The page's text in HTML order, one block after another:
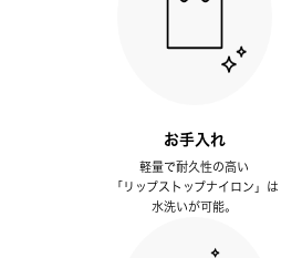
お手入れ
軽量で耐久性の高い
「リップストップナイロン」は
水洗いが可能。